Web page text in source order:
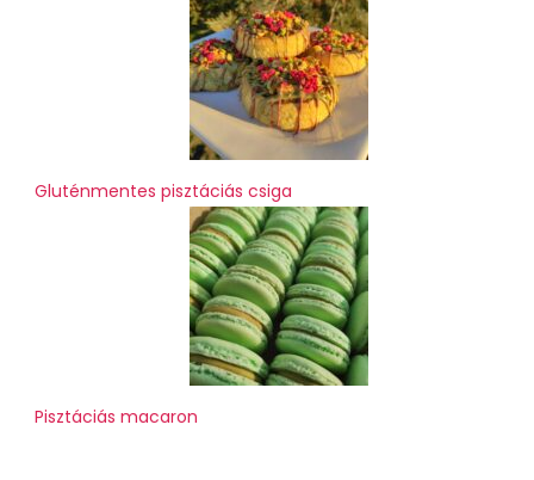
Gluténmentes pisztáciás csiga
Pisztáciás macaron